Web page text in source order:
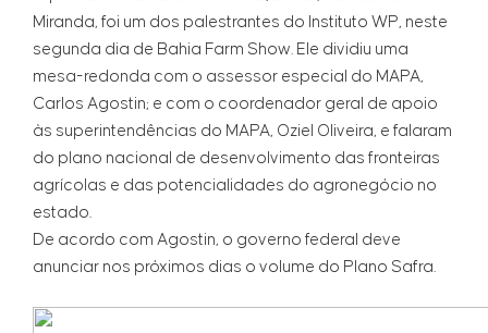
Miranda, foi um dos palestrantes do Instituto WP, neste
segunda dia de Bahia Farm Show. Ele dividiu uma
mesa-redonda com o assessor especial do MAPA,
Carlos Agostin; e com o coordenador geral de apoio
às superintendências do MAPA, Oziel Oliveira, e falaram
do plano nacional de desenvolvimento das fronteiras
agrícolas e das potencialidades do agronegócio no
estado.
De acordo com Agostin, o governo federal deve
anunciar nos próximos dias o volume do Plano Safra.